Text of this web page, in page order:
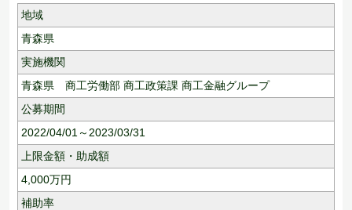
地域
青森県
実施機関
青森県 商工労働部 商工政策課 商工金融グループ
公募期間
2022/04/01～2023/03/31
上限金額・助成額
4,000万円
補助率